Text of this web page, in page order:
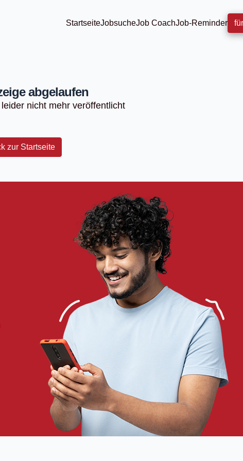
StartseiteJobsucheJob CoachJob-Reminder
abgelaufen
nicht mehr veröffentlicht
zur Startseite